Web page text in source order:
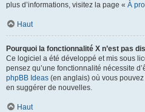
plus d’informations, visitez la page « À
Haut
Pourquoi la fonctionnalité X n’est pas
Ce logiciel a été développé et mis sous
pensez qu’une fonctionnalité nécessite
phpBB Ideas (en anglais) où vous
en suggérer de nouvelles.
Haut